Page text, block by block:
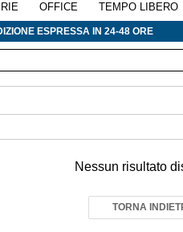
OFFICE TEMPO LIBERO
ESPRESSA IN 24-48 ORE
Nessun risultato
TORNA